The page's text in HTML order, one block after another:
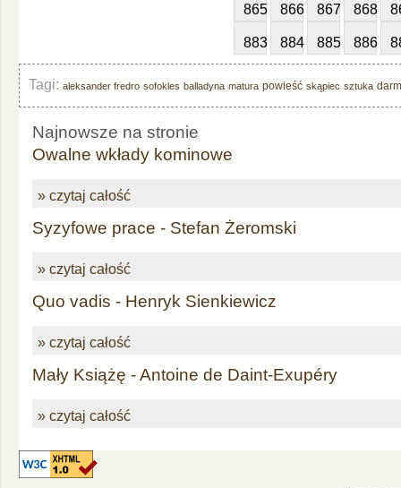
865 866 867 868
883 884 885 886
Tagi: aleksander fredro sofokles balladyna matura powieść skąpiec sztuka
Najnowsze na stronie
Owalne wkłady kominowe
» czytaj całość
Syzyfowe prace - Stefan Żeromski
» czytaj całość
Quo vadis - Henryk Sienkiewicz
» czytaj całość
Mały Książę - Antoine de Daint-Exupéry
» czytaj całość